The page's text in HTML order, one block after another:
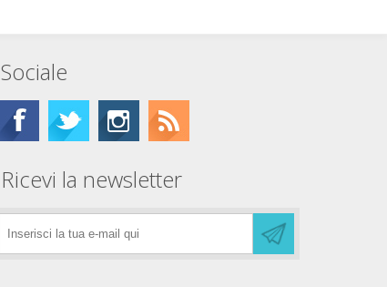
Sociale
Ricevi la newsletter